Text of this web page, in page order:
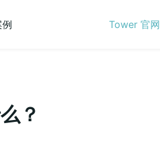
Tower 官
？